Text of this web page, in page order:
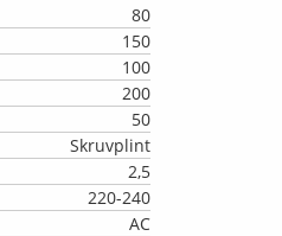
80
150
100
200
50
Skruvplint
2,5
220-240
AC